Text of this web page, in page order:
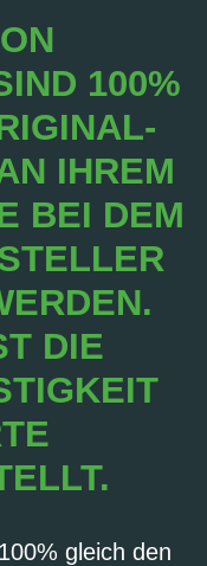
100%
IHREM
BEI DEM
DIE
gleich den